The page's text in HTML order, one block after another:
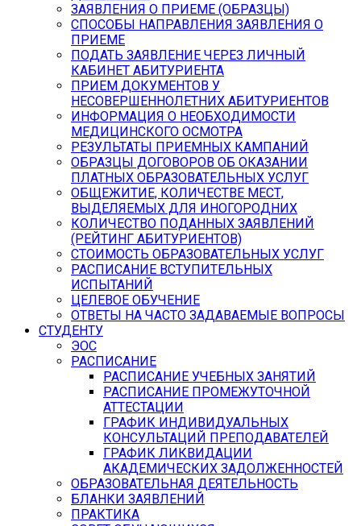
ЗАЯВЛЕНИЯ О ПРИЕМЕ (ОБРАЗЦЫ)
СПОСОБЫ НАПРАВЛЕНИЯ ЗАЯВЛЕНИЯ О
ПРИЕМЕ
ПОДАТЬ ЗАЯВЛЕНИЕ ЧЕРЕЗ ЛИЧНЫЙ
КАБИНЕТ АБИТУРИЕНТА
ПРИЕМ ДОКУМЕНТОВ У
НЕСОВЕРШЕННОЛЕТНИХ АБИТУРИЕНТОВ
ИНФОРМАЦИЯ О НЕОБХОДИМОСТИ
МЕДИЦИНСКОГО ОСМОТРА
РЕЗУЛЬТАТЫ ПРИЕМНЫХ КАМПАНИЙ
ОБРАЗЦЫ ДОГОВОРОВ ОБ ОКАЗАНИИ
ПЛАТНЫХ ОБРАЗОВАТЕЛЬНЫХ УСЛУГ
ОБЩЕЖИТИЕ, КОЛИЧЕСТВЕ МЕСТ,
ВЫДЕЛЯЕМЫХ ДЛЯ ИНОГОРОДНИХ
КОЛИЧЕСТВО ПОДАННЫХ ЗАЯВЛЕНИЙ
(РЕЙТИНГ АБИТУРИЕНТОВ)
СТОИМОСТЬ ОБРАЗОВАТЕЛЬНЫХ УСЛУГ
РАСПИСАНИЕ ВСТУПИТЕЛЬНЫХ
ИСПЫТАНИЙ
ЦЕЛЕВОЕ ОБУЧЕНИЕ
ОТВЕТЫ НА ЧАСТО ЗАДАВАЕМЫЕ ВОПРОСЫ
СТУДЕНТУ
ЭОС
РАСПИСАНИЕ
РАСПИСАНИЕ УЧЕБНЫХ ЗАНЯТИЙ
РАСПИСАНИЕ ПРОМЕЖУТОЧНОЙ
АТТЕСТАЦИИ
ГРАФИК ИНДИВИДУАЛЬНЫХ
КОНСУЛЬТАЦИЙ ПРЕПОДАВАТЕЛЕЙ
ГРАФИК ЛИКВИДАЦИИ
АКАДЕМИЧЕСКИХ ЗАДОЛЖЕННОСТЕЙ
ОБРАЗОВАТЕЛЬНАЯ ДЕЯТЕЛЬНОСТЬ
БЛАНКИ ЗАЯВЛЕНИЙ
ПРАКТИКА